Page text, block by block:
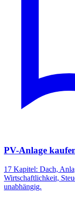
PV-Anlage
17 Kapitel: Dach,
Wirtschaftlichkeit,
unabhängig.